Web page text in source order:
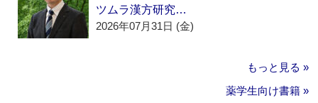
ツムラ漢方研究…
2026年07月31日 (金)
もっと見る »
薬学生向け書籍 »